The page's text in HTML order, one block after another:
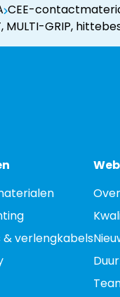
CEE-
MULTI-GRIP,
verlengkabels